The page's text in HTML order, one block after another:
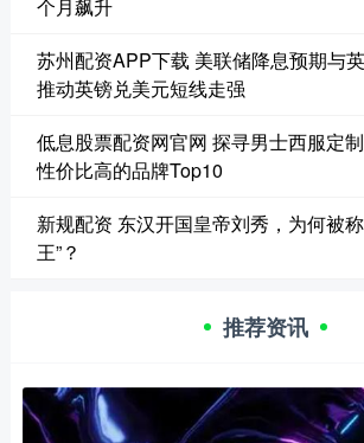
个月飙升
苏州配资APP下载 美联储降息预期与
推动英镑兑美元短线走强
低息股票配资网官网 探寻男士西服定
性价比高的品牌Top10
新规配资 东汉开国皇帝刘秀，为何被
王”？
推荐资讯